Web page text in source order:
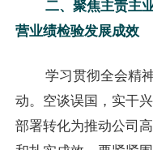
二、聚焦主责主
营业绩检验发展成效
学习贯彻全会精
动。空谈误国，实干
部署转化为推动公司